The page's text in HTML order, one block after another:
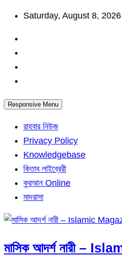
Skip
content
Saturday, August 8, 2026
Responsive Menu
রাহবার নিউজ
Privacy Policy
Knowledgebase
কিতাব লাইব্রেরী
কুরআন Online
মাদরাসা
মাসিক আদর্শ নারী –